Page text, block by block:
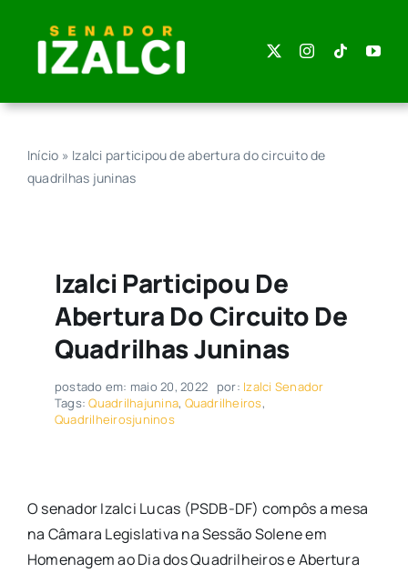
content
Início » Izalci participou de abertura do circuito de
quadrilhas juninas
Izalci Participou De
Abertura Do Circuito De
Quadrilhas Juninas
postado em: maio 20, 2022 por: Izalci Senador
Tags:Quadrilhajunina, Quadrilheiros,
Quadrilheirosjuninos
O senador Izalci Lucas (PSDB-DF) compôs a mesa
na Câmara Legislativa na Sessão Solene em
Homenagem ao Dia dos Quadrilheiros e Abertura